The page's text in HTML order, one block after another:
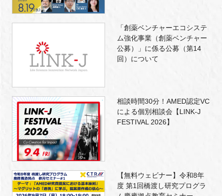
「創薬ベンチャーエコシステ
ム強化事業（創薬ベンチャー
公募）」に係る公募（第14
回）について
相談時間30分！AMED認定VC
による個別相談会【LINK-J
FESTIVAL 2026】
【無料ウェビナー】令和8年
度 第1回橋渡し研究プログラ